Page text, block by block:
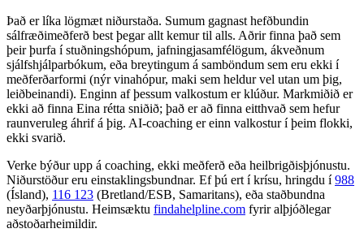
Það er líka lögmæt niðurstaða. Sumum gagnast hefðbundin
sálfræðimeðferð best þegar allt kemur til alls. Aðrir finna það sem
þeir þurfa í stuðningshópum, jafningjasamfélögum, ákveðnum
sjálfshjálparbókum, eða breytingum á samböndum sem eru ekki í
meðferðarformi (nýr vinahópur, maki sem heldur vel utan um þig,
leiðbeinandi). Enginn af þessum valkostum er klúður. Markmiðið er
ekki að finna Eina rétta sniðið; það er að finna eitthvað sem hefur
raunveruleg áhrif á þig. AI-coaching er einn valkostur í þeim flokki,
ekki svarið.
Verke býður upp á coaching, ekki meðferð eða heilbrigðisþjónustu.
Niðurstöður eru einstaklingsbundnar. Ef þú ert í krísu, hringdu í 988
(Ísland), 116 123 (Bretland/ESB, Samaritans), eða staðbundna
neyðarþjónustu. Heimsæktu findahelpline.com fyrir alþjóðlegar
aðstoðarheimildir.